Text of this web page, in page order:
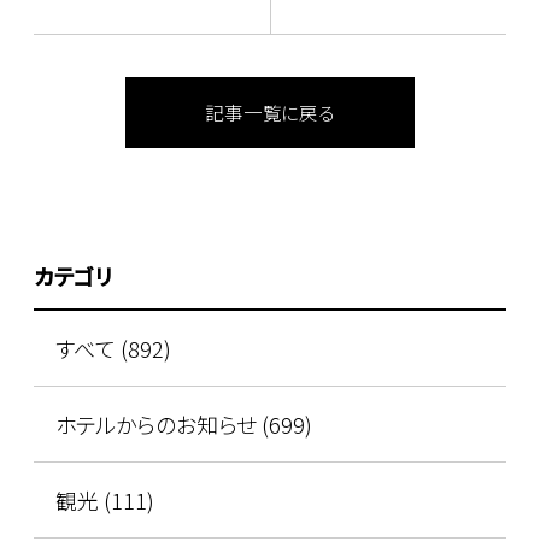
記事一覧に戻る
カテゴリ
すべて (892)
ホテルからのお知らせ (699)
観光 (111)